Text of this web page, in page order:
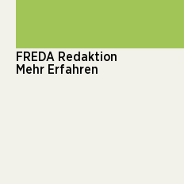
FREDA Redaktion
Mehr Erfahren